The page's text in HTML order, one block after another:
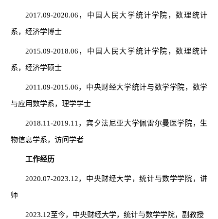
2017.09-2020.06，中国人民大学统计学院，数理统计
系，经济学博士
2015.09-2018.06，中国人民大学统计学院，数理统计
系，经济学硕士
2011.09-2015.06，中央财经大学统计与数学学院，数学
与应用数学系，理学学士
2018.11-2019.11，宾夕法尼亚大学佩雷尔曼医学院，生
物信息学系，访问学者
工作经历
2020.07-2023.12，中央财经大学，统计与数学学院，讲
师
2023.12至今，中央财经大学，统计与数学学院，副教授